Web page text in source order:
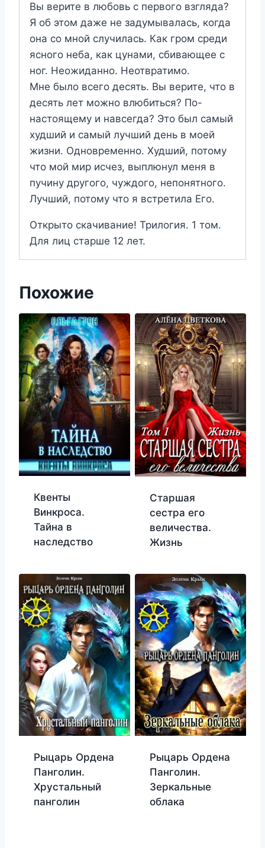
Вы верите в любовь с первого взгляда?
Я об этом даже не задумывалась, когда
она со мной случилась. Как гром среди
ясного неба, как цунами, сбивающее с
ног. Неожиданно. Неотвратимо.
Мне было всего десять. Вы верите, что в
десять лет можно влюбиться? По-
настоящему и навсегда? Это был самый
худший и самый лучший день в моей
жизни. Одновременно. Худший, потому
что мой мир исчез, выплюнул меня в
пучину другого, чуждого, непонятного.
Лучший, потому что я встретила Его.
Открыто скачивание! Трилогия. 1 том.
Для лиц старше 12 лет.
Похожие
Квенты
Винкроса.
Тайна в
наследство
Старшая
сестра его
величества.
Жизнь
Рыцарь Ордена
Панголин.
Хрустальный
панголин
Рыцарь Ордена
Панголин.
Зеркальные
облака